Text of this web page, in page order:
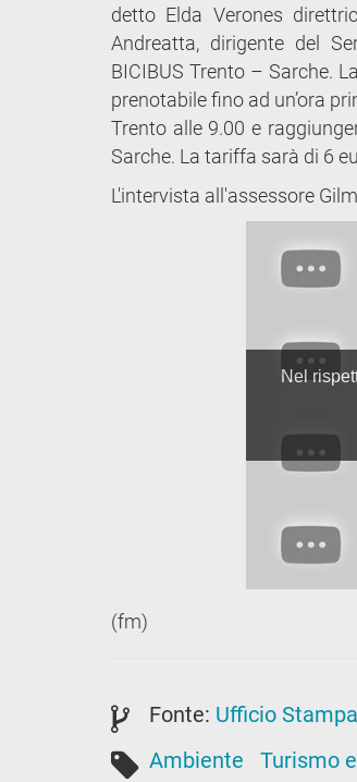
detto Elda Verones
Andreatta, dirigente del
BICIBUS Trento – Sarche.
prenotabile fino ad un’ora
Trento alle 9.00 e
Sarche. La tariffa sarà di 6
L'intervista all'assessore
(fm)
Fonte: Ufficio Stampa
Ambiente
Turismo